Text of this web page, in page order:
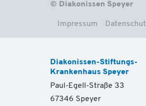
© Diakonissen Speyer
Impressum
Diakonissen-Stiftungs-
Krankenhaus Speyer
Paul-Egell-Straße 33
67346 Speyer